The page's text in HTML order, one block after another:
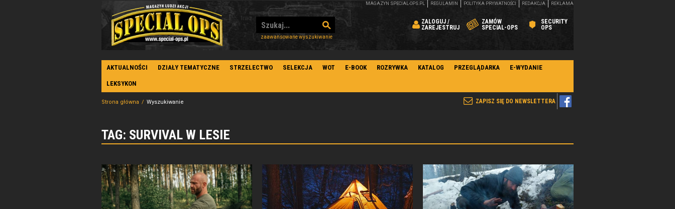
zaawansowane wyszukiwanie
ZALOGUJ /
ZAREJESTRUJ
ZAMÓW
SPECIAL-OPS
SECURITY
OPS
MAGAZYN SPECIAL-OPS.PL REGULAMIN POLITYKA PRYWATNOŚCI REDAKCJA REKLAMA
AKTUALNOŚCI DZIAŁY TEMATYCZNE STRZELECTWO SELEKCJA WOT E-BOOK ROZRYWKA KATALOG PRZEGLĄDARKA E-WYDANIE
LEKSYKON
ZAPISZ SIĘ DO NEWSLETTERA
Strona główna Wyszukiwanie
TAG: SURVIVAL W LESIE